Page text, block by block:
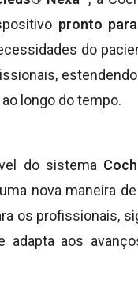
pronto
do
longo do tempo.
do sistema
nova maneira
os profissionais,
adapta aos